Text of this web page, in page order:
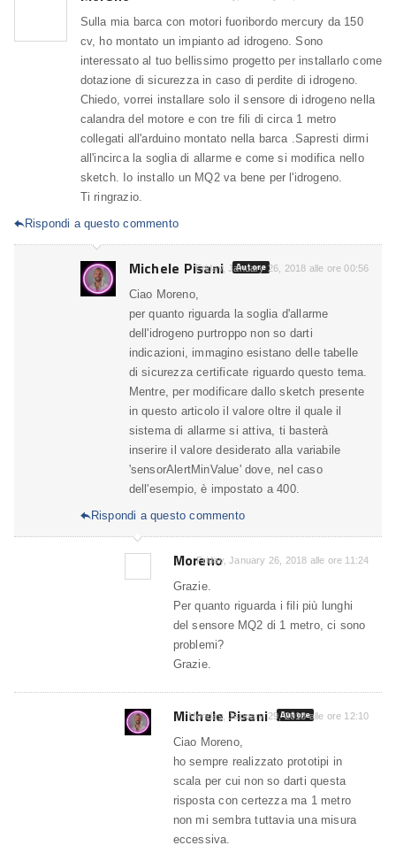
Sulla mia barca con motori fuoribordo mercury da 150
cv, ho montato un impianto ad idrogeno. Sono
interessato al tuo bellissimo progetto per installarlo come
dotazione di sicurezza in caso di perdite di idrogeno.
Chiedo, vorrei installare solo il sensore di idrogeno nella
calandra del motore e con tre fili di circa 1 metro
collegati all'arduino montato nella barca .Sapresti dirmi
all'incirca la soglia di allarme e come si modifica nello
sketch. Io installo un MQ2 va bene per l'idrogeno.
Ti ringrazio.
Rispondi a questo commento
Michele Pisani Autore
Friday, January 26, 2018 alle ore 00:56
Ciao Moreno,
per quanto riguarda la soglia d'allarme
dell'idrogeno purtroppo non so darti
indicazioni, immagino esistano delle tabelle
di sicurezza certificate riguardo questo tema.
Mentre, per modificare dallo sketch presente
in questo articolo il valore oltre il quale il
sistema di allarme si attiva, ti basterà
inserire il valore desiderato alla variabile
'sensorAlertMinValue' dove, nel caso
dell'esempio, è impostato a 400.
Rispondi a questo commento
Moreno
Friday, January 26, 2018 alle ore 11:24
Grazie.
Per quanto riguarda i fili più lunghi
del sensore MQ2 di 1 metro, ci sono
problemi?
Grazie.
Michele Pisani Autore
Monday, January 29, 2018 alle ore 12:10
Ciao Moreno,
ho sempre realizzato prototipi in
scala per cui non so darti questa
risposta con certezza ma 1 metro
non mi sembra tuttavia una misura
eccessiva.